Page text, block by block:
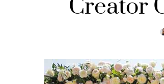
Creator